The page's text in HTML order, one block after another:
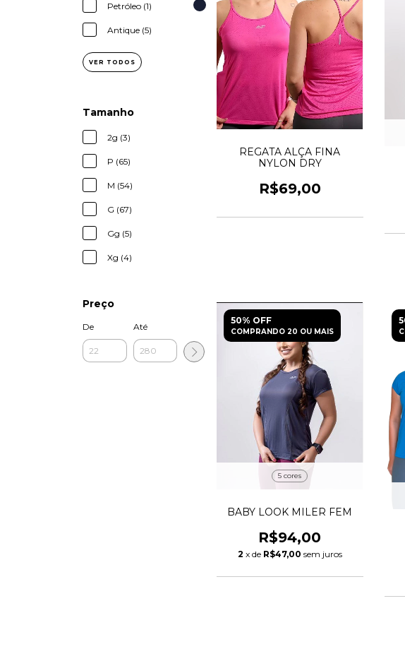
Petróleo (1)
Antique (5)
VER TODOS
Tamanho
2g (3)
P (65)
M (54)
G (67)
Gg (5)
Xg (4)
Preço
De Até
REGATA ALÇA FINA
NYLON DRY
R$69,00
50% OFF
COMPRANDO 20 OU MAIS
5 cores
BABY LOOK MILER FEM
R$94,00
2 x de R$47,00 sem juros